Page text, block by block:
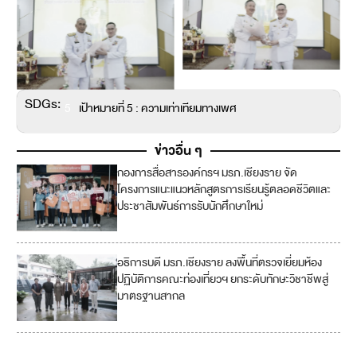
SDGs: เป้าหมายที่ 5 : ความเท่าเทียมทางเพศ
ข่าวอื่น ๆ
กองการสื่อสารองค์กรฯ มรภ.เชียงราย จัด
โครงการแนะแนวหลักสูตรการเรียนรู้ตลอดชีวิตและ
ประชาสัมพันธ์การรับนักศึกษาใหม่
อธิการบดี มรภ.เชียงราย ลงพื้นที่ตรวจเยี่ยมห้อง
ปฏิบัติการคณะท่องเที่ยวฯ ยกระดับทักษะวิชาชีพสู่
มาตรฐานสากล